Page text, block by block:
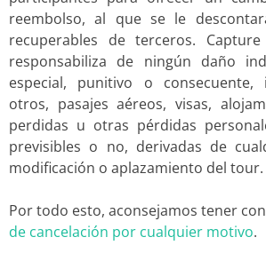
reembolso, al que se le
recuperables de terceros.
responsabiliza de ningún daño
especial, punitivo o consecuente,
otros, pasajes aéreos, visas,
perdidas u otras pérdidas
previsibles o no, derivadas de
modificación o aplazamiento del tour.
Por todo esto, aconsejamos tener
de cancelación por cualquier motivo.